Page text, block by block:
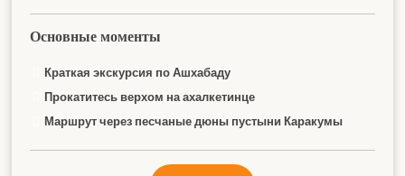
Основные моменты
Краткая экскурсия по Ашхабаду
Прокатитесь верхом на ахалкетинце
Маршрут через песчаные дюны пустыни Каракумы